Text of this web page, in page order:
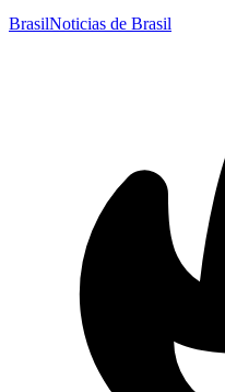
BrasilNoticias de Brasil